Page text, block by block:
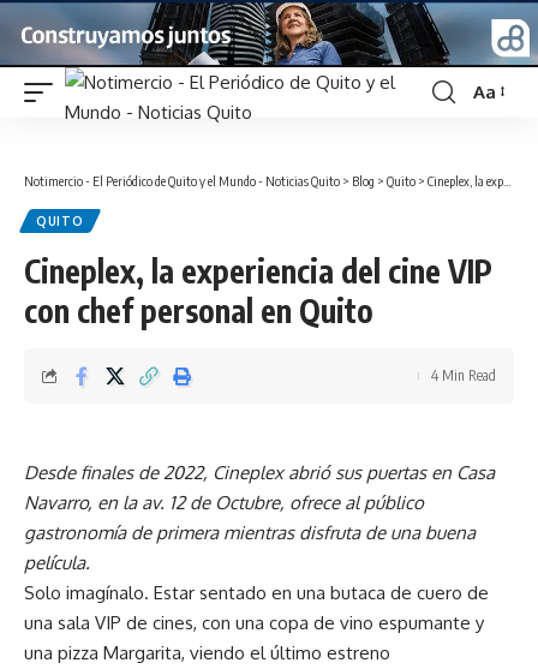
Font
Aa
Notimercio - El Periódico de Quito y el Mundo - Noticias Quito > Blog > Quito > Cineplex, la experiencia del cine VIP con chef personal en Quito
QUITO
Cineplex, la experiencia del cine VIP
con chef personal en Quito
4 Min Read
Desde finales de 2022, Cineplex abrió sus puertas en Casa
Navarro, en la av. 12 de Octubre, ofrece al público
gastronomía de primera mientras disfruta de una buena
película.
Solo imagínalo. Estar sentado en una butaca de cuero de
una sala VIP de cines, con una copa de vino espumante y
una pizza Margarita, viendo el último estreno